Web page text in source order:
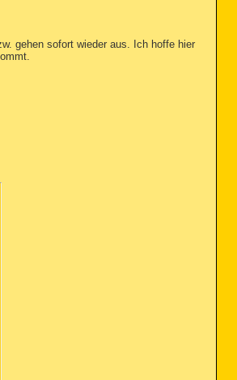
gehen sofort wieder aus. Ich hoffe hier